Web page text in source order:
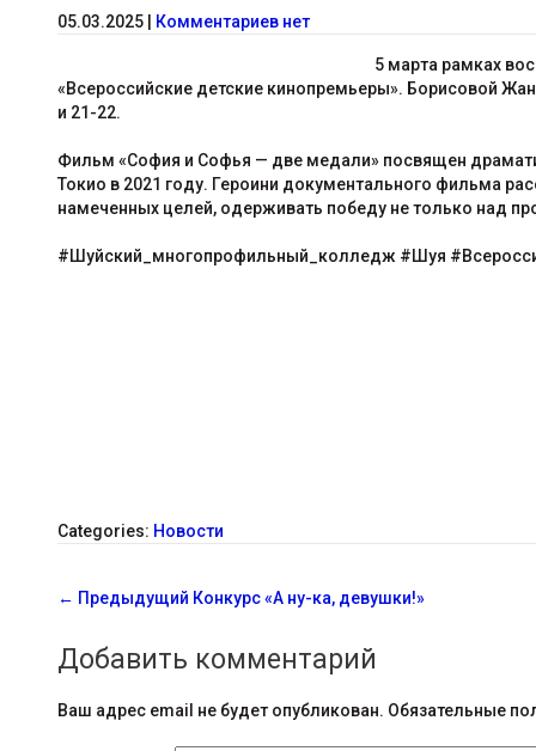
05.03.2025 Комментариев нет
5 марта рамках
«Всероссийские детские кинопремьеры». Борисовой
и 21-22.
Фильм «София и Софья — две медали» посвящен
Токио в 2021 году. Героини документального фильма
намеченных целей, одерживать победу не только над
#Шуйский_многопрофильный_колледж #Шуя
Categories: Новости
С
о
о
б
← Предыдущий Конкурс «А ну-ка, девушки!»
Добавить комментарий
Ваш адрес email не будет опубликован. Обязательные